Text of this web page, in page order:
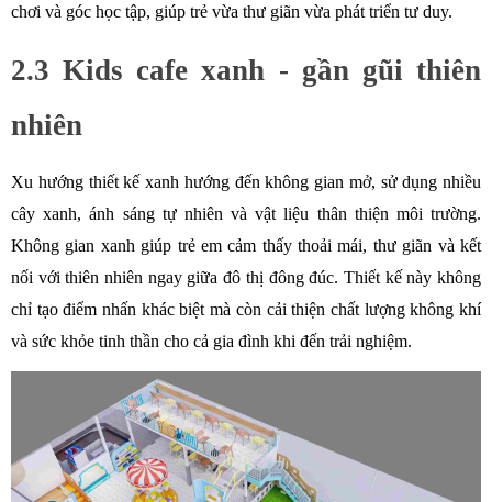
chơi và góc học tập, giúp trẻ vừa thư giãn vừa phát triển tư duy.
2.3 Kids cafe xanh - gần gũi thiên
nhiên
Xu hướng thiết kế xanh hướng đến không gian mở, sử dụng nhiều
cây xanh, ánh sáng tự nhiên và vật liệu thân thiện môi trường.
Không gian xanh giúp trẻ em cảm thấy thoải mái, thư giãn và kết
nối với thiên nhiên ngay giữa đô thị đông đúc. Thiết kế này không
chỉ tạo điểm nhấn khác biệt mà còn cải thiện chất lượng không khí
và sức khỏe tinh thần cho cả gia đình khi đến trải nghiệm.